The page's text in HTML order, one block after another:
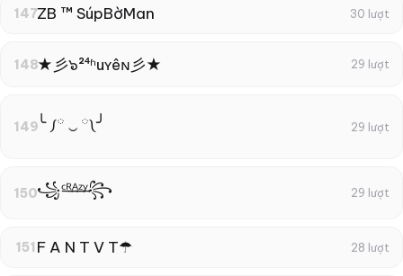
147ZB ™ SúpBờMan 30 lượt
148★彡๖²⁴ʱuʏêɴ彡★ 29 lượt
149╰ ༿ ‿ ༾╯ 29 lượt
150꧁ᶜ͢ᴿ͢ᴬ͢ᶻ͢ᵞ꧂ 29 lượt
151 F A N T V T☂ 28 lượt